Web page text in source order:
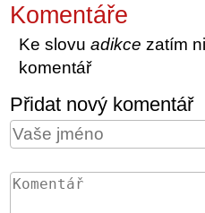
Komentáře
Ke slovuadikce zatím
komentář
Přidat nový komentář